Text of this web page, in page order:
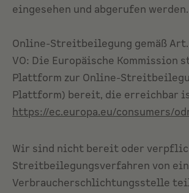
eingesehen und abgerufen werden.
Online-Streitbeilegung gemäß Art.
VO: Die Europäische Kommission
Plattform zur Online-
Plattform) bereit, die erreichbar
https://ec.europa.eu/consumers/
Wir sind nicht bereit oder
Streitbeilegungsverfahren von
Verbraucherschlichtungsstelle